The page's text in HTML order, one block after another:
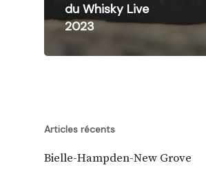
du Whisky Live
2023
Articles récents
Bielle-Hampden-New Grove